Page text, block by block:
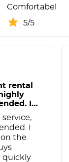
Comfortabel
5/5
rental
I
I
the
quickly